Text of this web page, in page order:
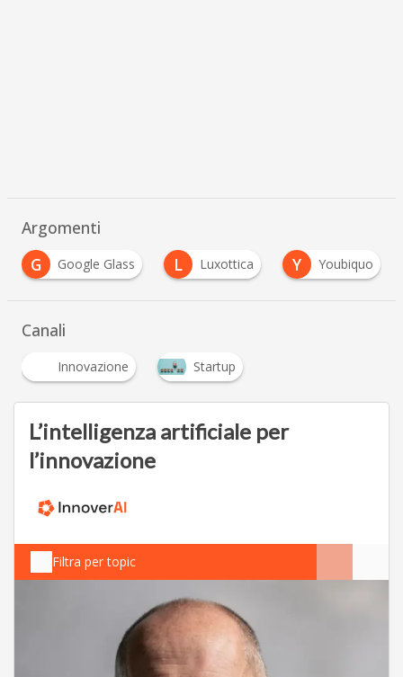
Argomenti
G
Google Glass L Luxottica Y Youbiquo
Canali
Innovazione Startup
L’intelligenza artificiale per
l’innovazione
Filtra per topic